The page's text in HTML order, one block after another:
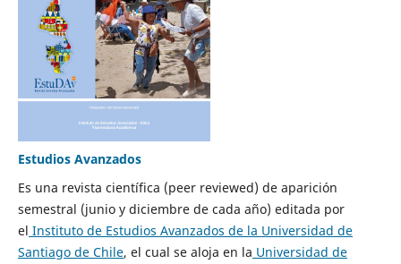
Estudios Avanzados
Es una revista científica (peer reviewed) de aparición
semestral (junio y diciembre de cada año) editada por
el Instituto de Estudios Avanzados de la Universidad de
Santiago de Chile, el cual se aloja en la Universidad de